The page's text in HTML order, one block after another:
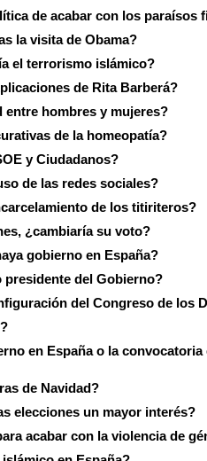
de acabar con los paraísos
la visita de Obama?
el terrorismo islámico?
de Rita Barberá?
entre hombres y mujeres?
de la homeopatía?
y Ciudadanos?
de las redes sociales?
de los titiriteros?
¿cambiaría su voto?
gobierno en España?
presidente del Gobierno?
del Congreso de los
en España o la convocatoria
de Navidad?
elecciones un mayor interés?
acabar con la violencia de